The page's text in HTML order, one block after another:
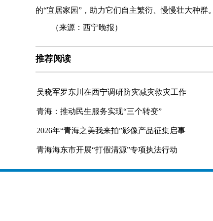
的“宜居家园”，助力它们自主繁衍、慢慢壮大种群。
（来源：西宁晚报）
推荐阅读
吴晓军罗东川在西宁调研防灾减灾救灾工作
青海：推动民生服务实现“三个转变”
2026年“青海之美我来拍”影像产品征集启事
青海海东市开展“打假清源”专项执法行动